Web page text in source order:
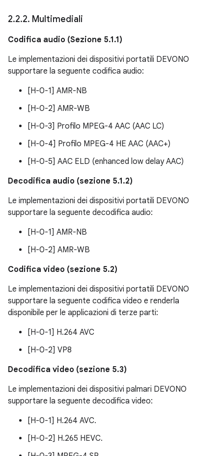
2.2.2. Multimediali
Codifica audio (Sezione 5.1.1)
Le implementazioni dei dispositivi portatili DEVONO
supportare la seguente codifica audio:
[H-0-1] AMR-NB
[H-0-2] AMR-WB
[H-0-3] Profilo MPEG-4 AAC (AAC LC)
[H-0-4] Profilo MPEG-4 HE AAC (AAC+)
[H-0-5] AAC ELD (enhanced low delay AAC)
Decodifica audio (sezione 5.1.2)
Le implementazioni dei dispositivi portatili DEVONO
supportare la seguente decodifica audio:
[H-0-1] AMR-NB
[H-0-2] AMR-WB
Codifica video (sezione 5.2)
Le implementazioni dei dispositivi portatili DEVONO
supportare la seguente codifica video e renderla
disponibile per le applicazioni di terze parti:
[H-0-1] H.264 AVC
[H-0-2] VP8
Decodifica video (sezione 5.3)
Le implementazioni dei dispositivi palmari DEVONO
supportare la seguente decodifica video:
[H-0-1] H.264 AVC.
[H-0-2] H.265 HEVC.